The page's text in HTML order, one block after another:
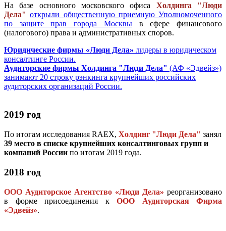
На базе основного московского офиса Холдинга "Люди
Дела" открыли общественную приемную Уполномоченного
по защите прав города Москвыв сфере финансового
(налогового) права и административных споров.
Юридические фирмы «Люди Дела» лидеры в юридическом
консалтинге России.
Аудиторские фирмы Холдинга "Люди Дела" (АФ «Эдвейз»)
занимают 20 строку рэнкинга крупнейших российских
аудиторских организаций России.
2019 год
По итогам исследования RAEX, Холдинг "Люди Дела" занял
39 место в списке крупнейших консалтинговых групп и
компаний России по итогам 2019 года.
2018 год
ООО Аудиторское Агентство «Люди Дела» реорганизовано
в форме присоединения к ООО Аудиторская Фирма
«Эдвейз».